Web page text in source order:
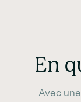
En
Avec